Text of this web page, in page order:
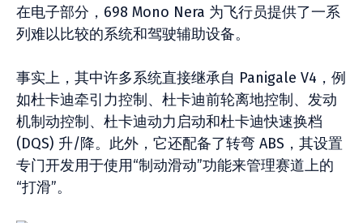
在电子部分，698 Mono Nera 为飞行员提供了一系
列难以比较的系统和驾驶辅助设备。
事实上，其中许多系统直接继承自 Panigale V4，例
如杜卡迪牵引力控制、杜卡迪前轮离地控制、发动
机制动控制、杜卡迪动力启动和杜卡迪快速换档
(DQS) 升/降。此外，它还配备了转弯 ABS，其设置
专门开发用于使用“制动滑动”功能来管理赛道上的
“打滑”。